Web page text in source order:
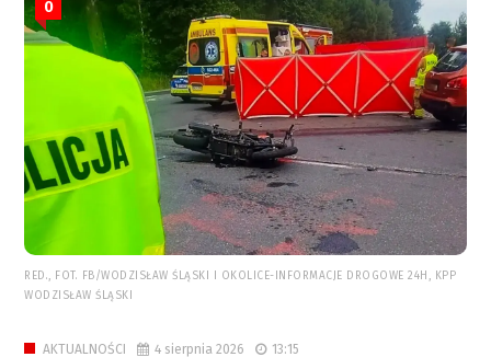
0
RED., FOT. FB/WODZISŁAW ŚLĄSKI I OKOLICE-INFORMACJE DROGOWE 24H, KPP
WODZISŁAW ŚLĄSKI
AKTUALNOŚCI 4 sierpnia 2026 13:15